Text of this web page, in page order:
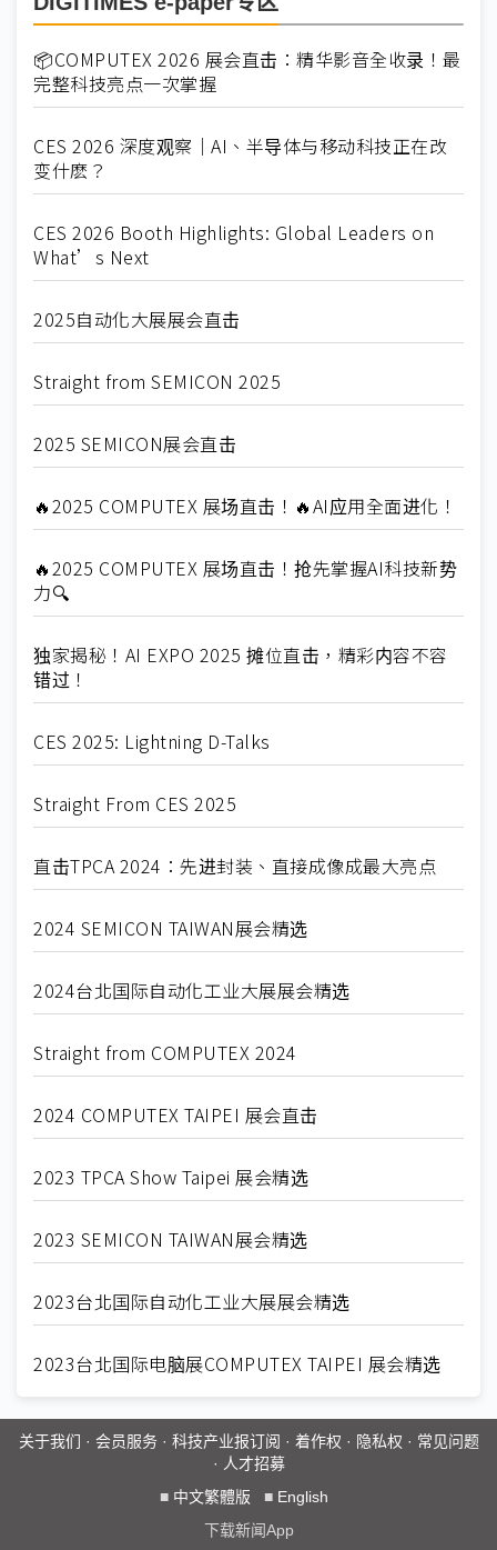
📦COMPUTEX 2026 展会直击：精华影音全收录！最
完整科技亮点一次掌握
CES 2026 深度观察｜AI、半导体与移动科技正在改
变什麽？
CES 2026 Booth Highlights: Global Leaders on
What’s Next
2025自动化大展展会直击
Straight from SEMICON 2025
2025 SEMICON展会直击
🔥2025 COMPUTEX 展场直击！🔥AI应用全面进化！
🔥2025 COMPUTEX 展场直击！抢先掌握AI科技新势
力🔍
独家揭秘！AI EXPO 2025 摊位直击，精彩内容不容
错过！
CES 2025: Lightning D-Talks
Straight From CES 2025
直击TPCA 2024：先进封装、直接成像成最大亮点
2024 SEMICON TAIWAN展会精选
2024台北国际自动化工业大展展会精选
Straight from COMPUTEX 2024
2024 COMPUTEX TAIPEI 展会直击
2023 TPCA Show Taipei 展会精选
2023 SEMICON TAIWAN展会精选
2023台北国际自动化工业大展展会精选
2023台北国际电脑展COMPUTEX TAIPEI 展会精选
关于我们 · 会员服务· 科技产业报订阅 · 着作权 · 隐私权 · 常见问题
· 人才招募
■ 中文繁體版 ■ English
下载新闻App